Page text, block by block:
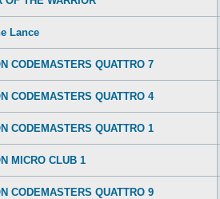
Lance
CODEMASTERS QUATTRO 7
CODEMASTERS QUATTRO 4
CODEMASTERS QUATTRO 1
MICRO CLUB 1
CODEMASTERS QUATTRO 9